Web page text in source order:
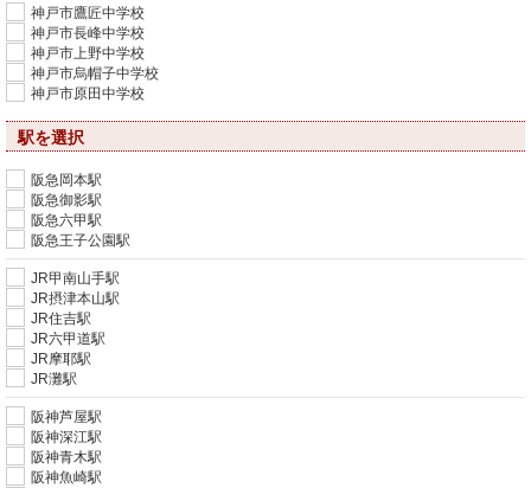
神戸市鷹匠中学校
神戸市長峰中学校
神戸市上野中学校
神戸市烏帽子中学校
神戸市原田中学校
駅を選択
阪急岡本駅
阪急御影駅
阪急六甲駅
阪急王子公園駅
JR甲南山手駅
JR摂津本山駅
JR住吉駅
JR六甲道駅
JR摩耶駅
JR灘駅
阪神芦屋駅
阪神深江駅
阪神青木駅
阪神魚崎駅